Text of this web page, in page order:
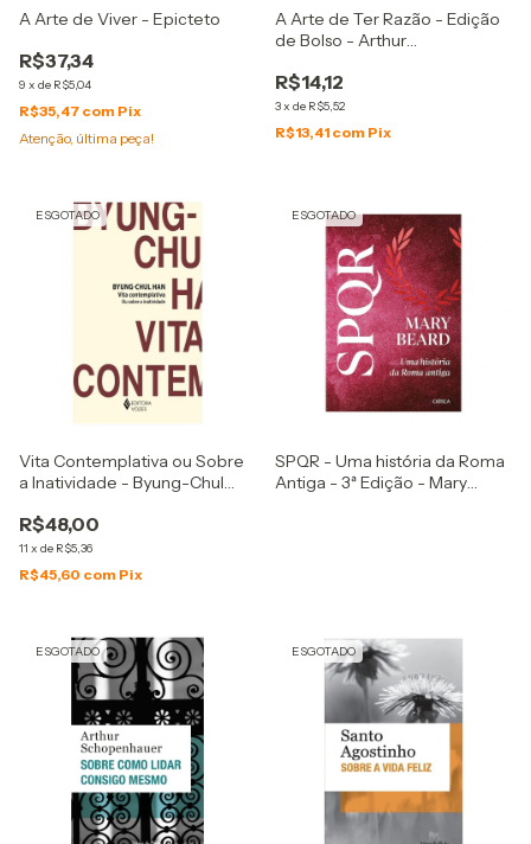
A Arte de Viver - Epicteto
R$37,34
9 x de R$5,04
R$35,47 com Pix
Atenção, última peça!
A Arte de Ter Razão - Edição
de Bolso - Arthur
R$14,12
3x de R$5,52
R$13,41 com Pix
ESGOTADO
Vita Contemplativa ou Sobre
a Inatividade - Byung-Chul
R$48,00
11 x de R$5,36
R$45,60 com Pix
ESGOTADO
SPQR - Uma história da Roma
Antiga - 3ª Edição - Mary
ESGOTADO ESGOTADO